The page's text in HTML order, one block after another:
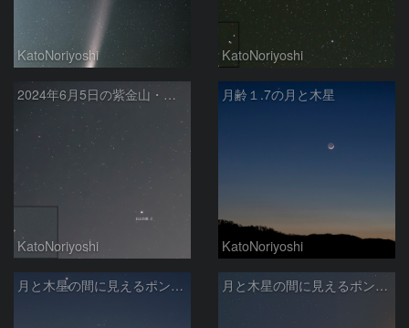
KatoNoriyoshi KatoNoriyoshi
2024年6月5日の紫金山・アトラス彗星（200mmにて撮影）
KatoNoriyoshi
月齢１.7の月と木星
KatoNoriyoshi
月と木星の間に見えるポン・ブルックス彗星240410 月と木星の間に見えるポン・ブルックス彗星240410